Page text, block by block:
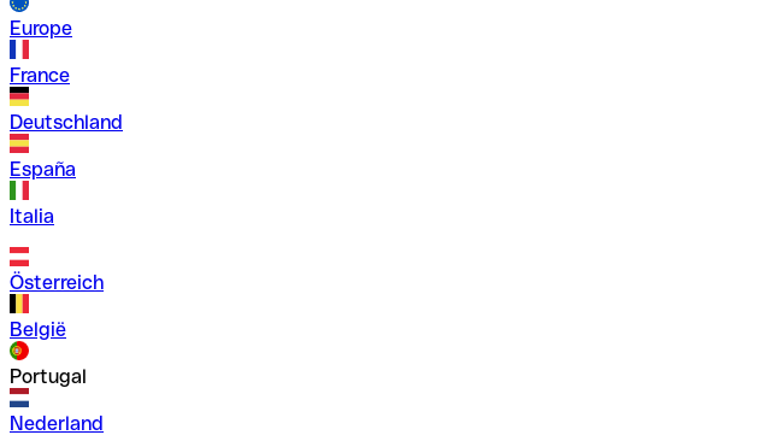
Europe
France
Deutschland
España
Italia
Österreich
België
Portugal
Nederland